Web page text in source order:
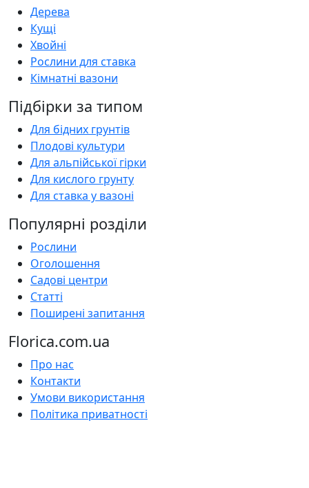
Дерева
Кущі
Хвойні
Рослини для ставка
Кімнатні вазони
Підбірки за типом
Для бідних грунтів
Плодові культури
Для альпійської гірки
Для кислого грунту
Для ставка у вазоні
Популярні розділи
Рослини
Оголошення
Садові центри
Статті
Поширені запитання
Florica.com.ua
Про нас
Контакти
Умови використання
Політика приватності